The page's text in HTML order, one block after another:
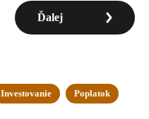
Ďalej
Investovanie Poplatok